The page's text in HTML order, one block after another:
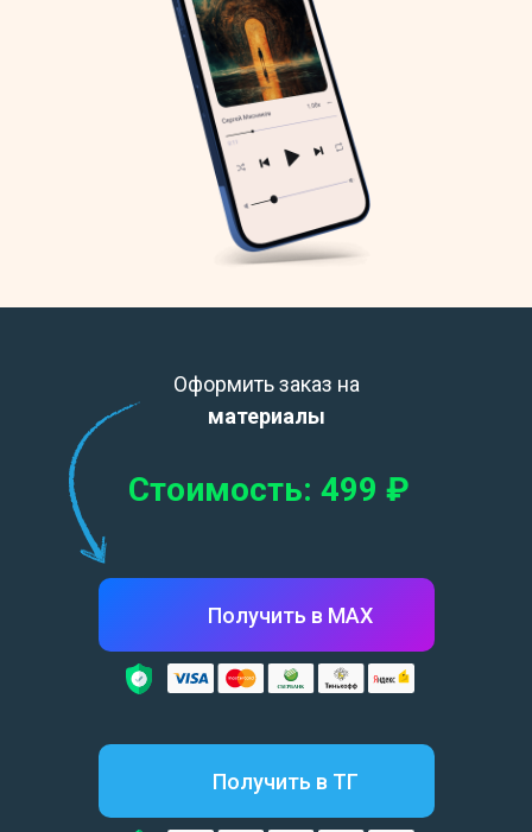
Оформить заказ на
материалы
Получить в ТГ
Получить в МАХ
Стоимость: 499 ₽